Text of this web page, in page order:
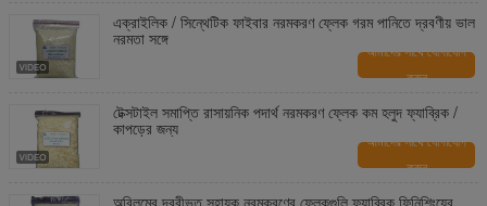
এক্রাইলিক / সিন্থেটিক ফাইবার নরমকরণ ফ্লেক গরম পানিতে দ্রবণীয় ভাল
নরমতা সঙ্গে
আমাদের সাথে যোগাযোগ
করুন
টেক্সটাইল সমাপ্তি রাসায়নিক পদার্থ নরমকরণ ফ্লেক কম হলুদ ফ্যাব্রিক /
কাপড়ের জন্য
আমাদের সাথে যোগাযোগ
করুন
অবিলম্বে দ্রবীভূত সহায়ক নরমকরণের ফ্লেকগুলি ফ্যাব্রিক ফিনিশিংয়ের